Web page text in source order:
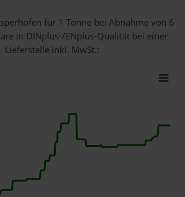
für 1 Tonne bei Abnahmevon 6
in DINplus-/ENplus-Qualität bei einer
Lieferstelle inkl. MwSt.: